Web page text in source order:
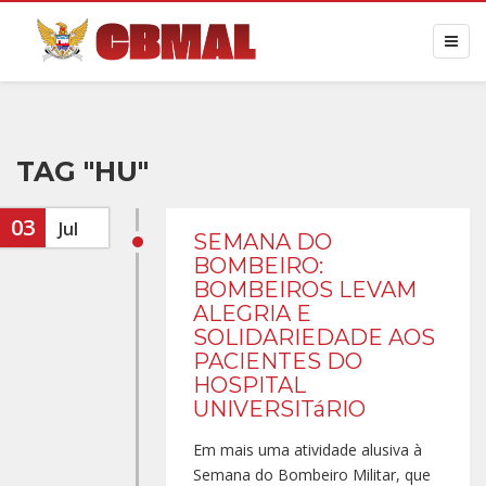
TAG "HU"
03 Jul
SEMANA DO
BOMBEIRO:
BOMBEIROS LEVAM
ALEGRIA E
SOLIDARIEDADE AOS
PACIENTES DO
HOSPITAL
UNIVERSITáRIO
Em mais uma atividade alusiva à
Semana do Bombeiro Militar, que